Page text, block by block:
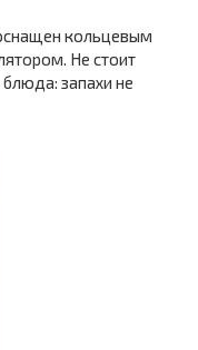
кольцевым
Не стоит
запахи не